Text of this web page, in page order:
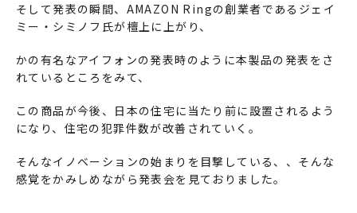
そして発表の瞬間、AMAZON Ringの創業者であるジェイ
ミー・シミノフ氏が檀上に上がり、
かの有名なアイフォンの発表時のように本製品の発表をさ
れているところをみて、
この商品が今後、日本の住宅に当たり前に設置されるよう
になり、住宅の犯罪件数が改善されていく。
そんなイノベーションの始まりを目撃している、、そんな
感覚をかみしめながら発表会を見ておりました。